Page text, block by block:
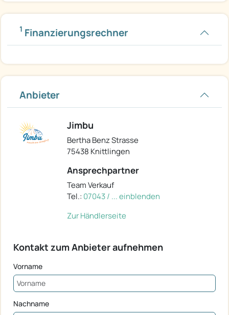
1 Finanzierungsrechner
Anbieter
Jimbu
Bertha Benz Strasse
75438 Knittlingen
Ansprechpartner
Team Verkauf
Tel.: 07043 / ... einblenden
Zur Händlerseite
Kontakt zum Anbieter aufnehmen
Vorname
Nachname